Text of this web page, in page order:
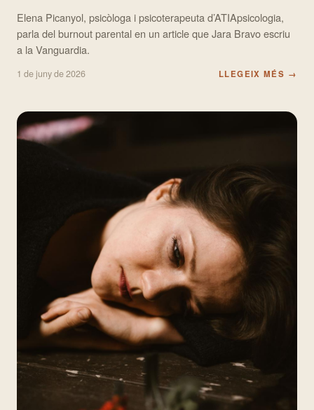
Elena Picanyol, psicòloga i psicoterapeuta d’ATIApsicologia,
parla del burnout parental en un article que Jara Bravo escriu
a la Vanguardia.
1 de juny de 2026 LLEGEIX MÉS →